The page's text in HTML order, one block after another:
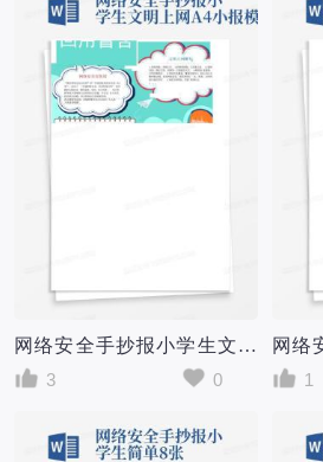
网络安全手抄报小学生文明上网A4小报模板-
3
0
1